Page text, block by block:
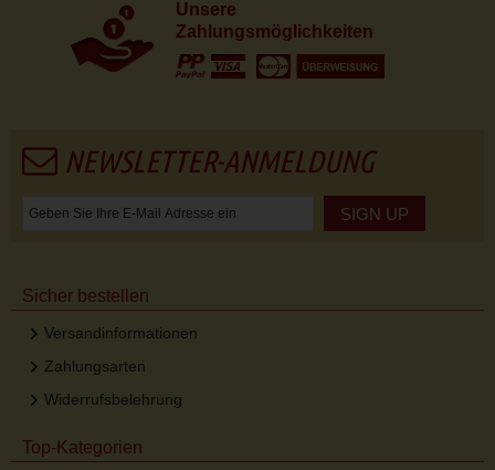
Unsere
Zahlungsmöglichkeiten
NEWSLETTER-ANMELDUNG
SIGN UP
Sicher bestellen
Versandinformationen
Zahlungsarten
Widerrufsbelehrung
Top-Kategorien